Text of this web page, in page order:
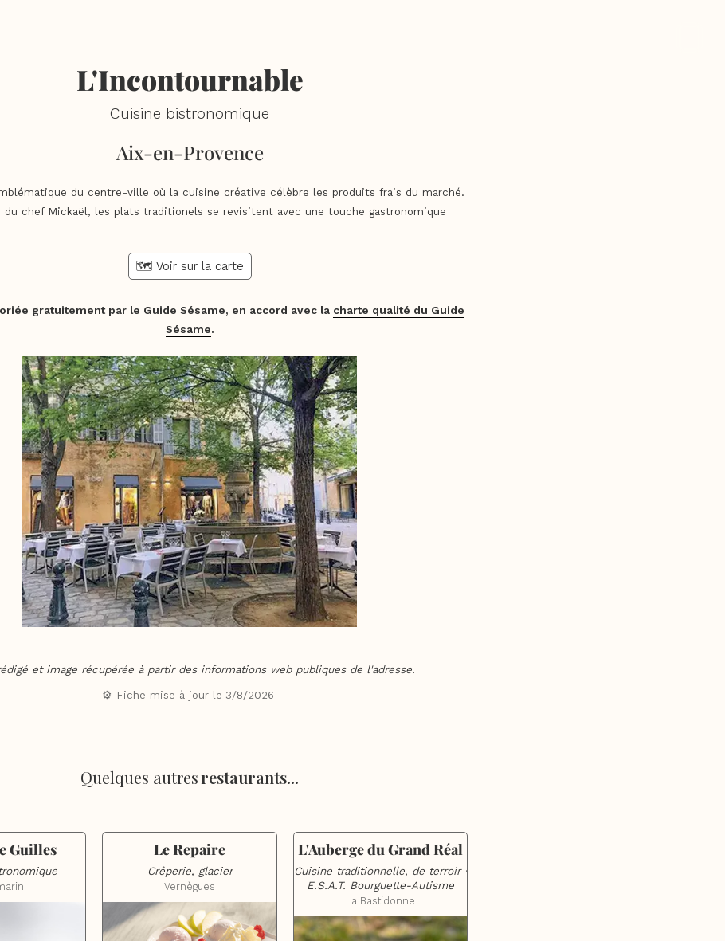
L'Incontournable
Cuisine bistronomique
Aix-en-Provence
du centre-ville où la cuisine créative célèbre les produits frais du marché.
du chef Mickaël, les plats traditionels se revisitent avec une touche gastronomique
🗺️ Voir sur la carte
gratuitement par le Guide Sésame, en accord avec la charte qualité du Guide
Sésame.
et image récupérée à partir des informations web publiques de l'adresse.
⚙️ Fiche mise à jour le 3/8/2026
Quelques autresrestaurants...
Guilles Le Repaire
Crêperie, glacier
Vernègues
L'Auberge du Grand Réal
Cuisine traditionnelle, de terroir ·
E.S.A.T. Bourguette-Autisme
La Bastidonne